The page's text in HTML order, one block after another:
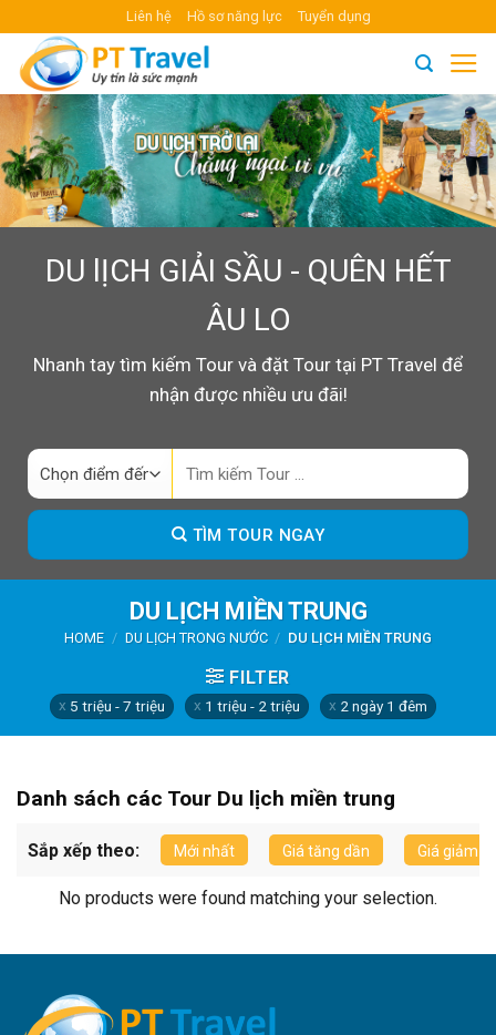
content
Liên hệ Hồ sơ năng lực Tuyển dụng
DU lỊCH GIẢI SẦU - QUÊN HẾT
ÂU LO
Nhanh tay tìm kiếm Tour và đặt Tour tại PT Travel để
nhận được nhiều ưu đãi!
TÌM TOUR NGAY
DU LỊCH MIỀN TRUNG
HOME / DU LỊCH TRONG NƯỚC / DU LỊCH MIỀN TRUNG
FILTER
5 triệu - 7 triệu 1 triệu - 2 triệu 2 ngày 1 đêm
Danh sách các Tour Du lịch miền trung
Sắp xếp theo: Mới nhất Giá tăng dần Giá giảm
No products were found matching your selection.